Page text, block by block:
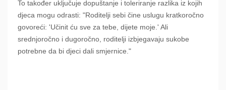
To također uključuje dopuštanje i toleriranje razlika iz kojih
djeca mogu odrasti: "Roditelji sebi čine uslugu kratkoročno
govoreći: 'Učinit ću sve za tebe, dijete moje.' Ali
srednjoročno i dugoročno, roditelji izbjegavaju sukobe
potrebne da bi djeci dali smjernice."